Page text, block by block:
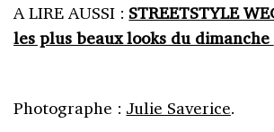
A LIRE AUSSI : STREETSTYLE
les plus beaux looks du dimanche
Photographe : Julie Saverice.